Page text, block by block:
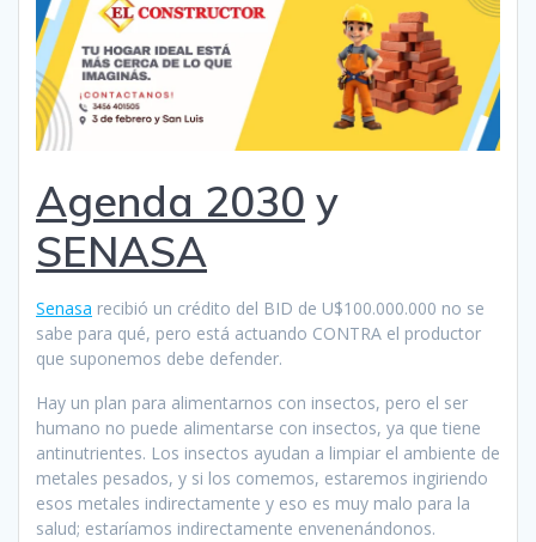
Agenda 2030 y
SENASA
Senasa recibió un crédito del BID de U$100.000.000 no se
sabe para qué, pero está actuando CONTRA el productor
que suponemos debe defender.
Hay un plan para alimentarnos con insectos, pero el ser
humano no puede alimentarse con insectos, ya que tiene
antinutrientes. Los insectos ayudan a limpiar el ambiente de
metales pesados, y si los comemos, estaremos ingiriendo
esos metales indirectamente y eso es muy malo para la
salud; estaríamos indirectamente envenenándonos.